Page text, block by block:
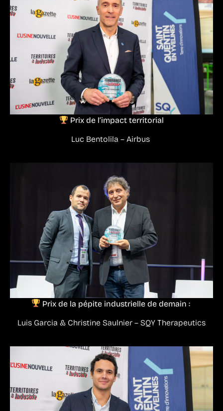
Prix de l’impact territorial
Luc Bentolila – Airbus
Prix de la pépite industrielle de demain :
Luis Garcia & Christine Saulnier – SQY Therapeutics